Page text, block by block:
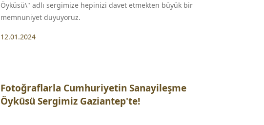
Öyküsü\" adlı sergimize hepinizi davet etmekten büyük bir
memnuniyet duyuyoruz.
12.01.2024
Fotoğraflarla Cumhuriyetin Sanayileşme
Öyküsü Sergimiz Gaziantep'te!